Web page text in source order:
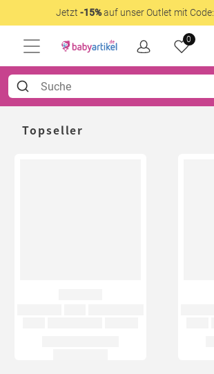
Jetzt -15%auf unser Outlet mit Code:
0
Topseller